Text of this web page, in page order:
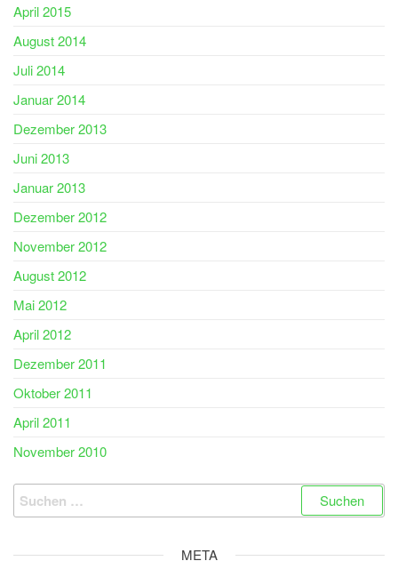
April 2015
August 2014
Juli 2014
Januar 2014
Dezember 2013
Juni 2013
Januar 2013
Dezember 2012
November 2012
August 2012
Mai 2012
April 2012
Dezember 2011
Oktober 2011
April 2011
November 2010
Suchen
nach:
META